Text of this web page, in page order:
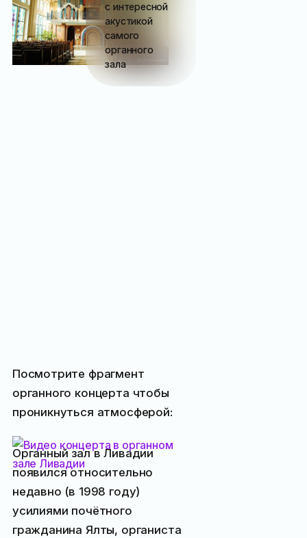
с интересной
акустикой
самого
органного
зала
Посмотрите фрагмент
органного концерта чтобы
проникнуться атмосферой:
Органный зал в Ливадии
появился относительно
недавно (в 1998 году)
усилиями почётного
гражданина Ялты, органиста